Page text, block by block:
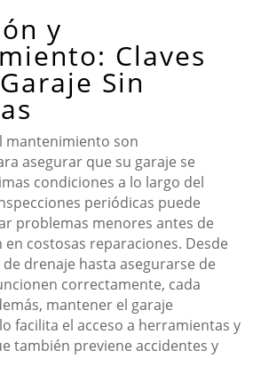
y
Claves
Sin
mantenimiento son
asegurar que su garaje se
condiciones a lo largo del
periódicas puede
problemas menores antes de
costosas reparaciones. Desde
drenaje hasta asegurarse de
correctamente, cada
mantener el garaje
facilita el acceso a herramientas y
también previene accidentes y